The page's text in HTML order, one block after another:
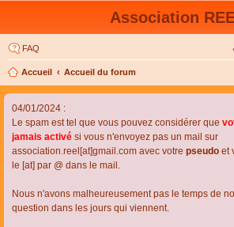
Association
FAQ
Accueil Accueil du forum
04/01/2024 :
Le spam est tel que vous pouvez considérer que
jamais activé si vous n'envoyez pas un mail sur
association.reel[at]gmail.com avec votre pseudo et
le [at] par @ dans le mail.
Nous n'avons malheureusement pas le temps de
question dans les jours qui viennent.